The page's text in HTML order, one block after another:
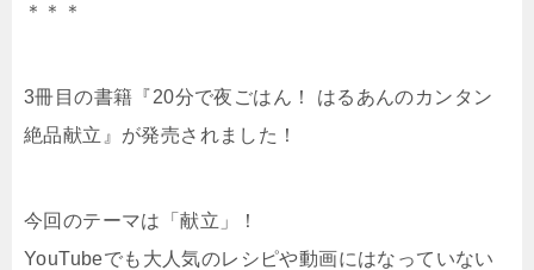
＊＊＊
3冊目の書籍『20分で夜ごはん！ はるあんのカンタン
絶品献立』が発売されました！
今回のテーマは「献立」！
YouTubeでも大人気のレシピや動画にはなっていない